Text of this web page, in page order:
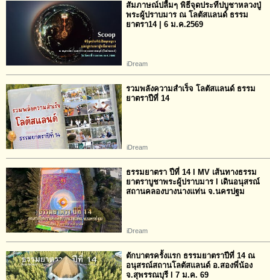
สัมภาษณ์ปลื้มๆ พิธีจุดประทีปบูชาหลวงปู่
พระผู้ปราบมาร ณ โลตัสแลนด์ ธรรม
ยาตรา14 | 6 ม.ค.2569
iDream
รวมพลังความสำเร็จ โลตัสแลนด์ ธรรม
ยาตราปีที่ 14
iDream
ธรรมยาตรา ปีที่ 14 l MV เส้นทางธรรม
ยาตราบูชาพระผู้ปราบมาร l เดินอนุสรณ์
สถานคลองบางนางแท่น จ.นครปฐม
iDream
ตักบาตรครั้งแรก ธรรมยาตราปีที่ 14 ณ
อนุสรณ์สถานโลตัสแลนด์ อ.สองพี่น้อง
จ.สุพรรณบุรี l 7 ม.ค. 69